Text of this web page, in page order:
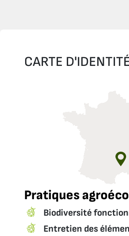
CARTE D'IDENTITÉ
Pratiques
Biodiversité
Entretien des